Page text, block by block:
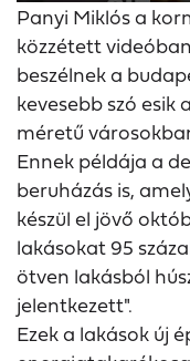
Panyi Miklós a
közzétett
beszélnek a
kevesebb szó esik
méretű
Ennek példája a
beruházás is,
készül el jövő
lakásokat 95
ötven lakásból
jelentkezett".
Ezek a lakások új